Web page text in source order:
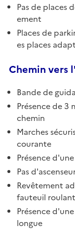
Pas de places
ement
Places de
es places
Chemin vers
Bande de
Présence de 3
chemin
Marches
courante
Présence
Pas
Revêtement
fauteuil roulant
Présence
longue